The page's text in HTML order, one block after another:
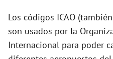
Los códigos ICAO
son usados por la
Internacional para poder